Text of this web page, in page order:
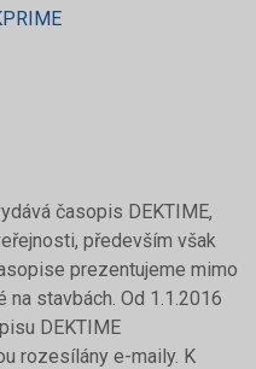
časopis DEKTIME,
především však
prezentujeme mimo
stavbách. Od 1.1.2016
DEKTIME
rozesílány e-maily. K